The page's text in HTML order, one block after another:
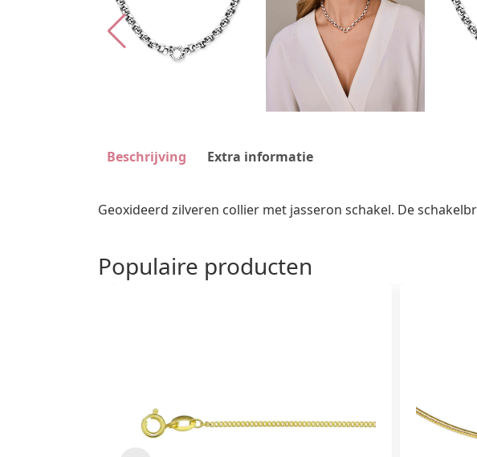
Beschrijving Extra informatie
Geoxideerd zilveren collier met jasseron schakel. De
Populaire producten